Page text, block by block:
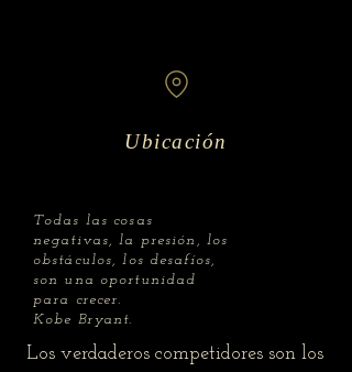
Ubicación
Todas las cosas
negativas, la presión, los
obstáculos, los desafíos,
son una oportunidad
para crecer.
Kobe Bryant.
​​​Los verdaderos competidores son los